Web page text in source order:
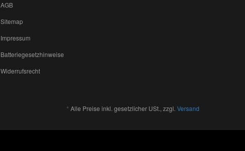
AGB
Sitemap
Impressum
Batteriegesetzhinweise
Widerrufsrecht
* Alle Preise inkl. gesetzlicher USt., zzgl. Versand